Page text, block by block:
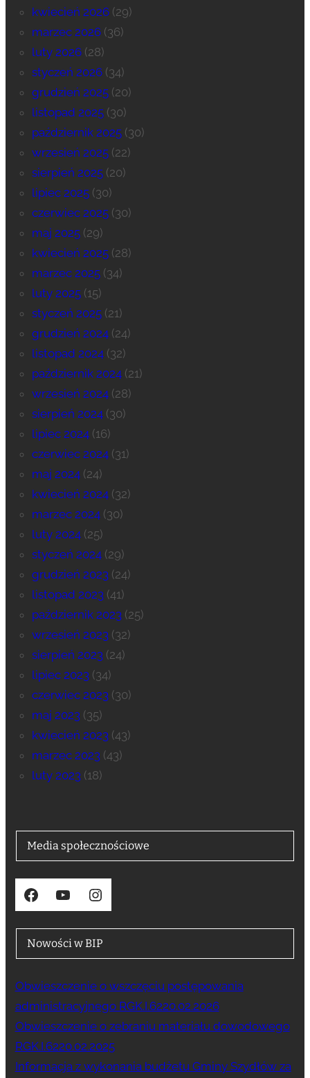
kwiecień 2026(29)
marzec 2026(36)
luty 2026(28)
styczeń 2026(34)
grudzień 2025(20)
listopad 2025(30)
październik 2025(30)
wrzesień 2025(22)
sierpień 2025(20)
lipiec 2025(30)
czerwiec 2025(30)
maj 2025(29)
kwiecień 2025(28)
marzec 2025(34)
luty 2025(15)
styczeń 2025(21)
grudzień 2024(24)
listopad 2024(32)
październik 2024(21)
wrzesień 2024(28)
sierpień 2024(30)
lipiec 2024(16)
czerwiec 2024(31)
maj 2024(24)
kwiecień 2024(32)
marzec 2024(30)
luty 2024(25)
styczeń 2024(29)
grudzień 2023(24)
listopad 2023(41)
październik 2023(25)
wrzesień 2023(32)
sierpień 2023(24)
lipiec 2023(34)
czerwiec 2023(30)
maj 2023(35)
kwiecień 2023(43)
marzec 2023(43)
luty 2023(18)
Media społecznościowe
Facebook YouTube Instagram
Nowości w BIP
Obwieszczenie o wszczęciu postępowania
administracyjnego RGK.I.6220.02.2026
Obwieszczenie o zebraniu materiału dowodowego
RGK.I.6220.02.2025
Informacja z wykonania budżetu Gminy Szydłów za